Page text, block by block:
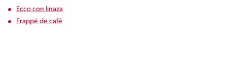
Ecco con linaza
Frappé de café